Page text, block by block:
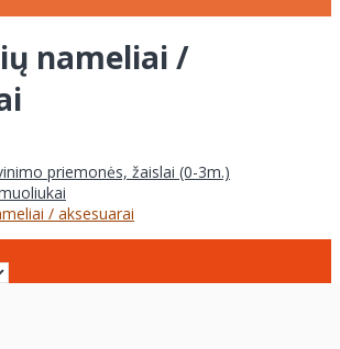
nameliai /
priemonės, žaislai (0-3m.)
/ aksesuarai